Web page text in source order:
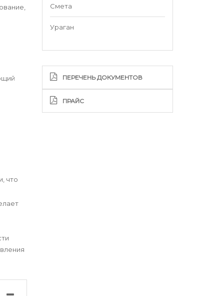
Смета
Ураган
ПЕРЕЧЕНЬ ДОКУМЕНТОВ
ПРАЙС
что